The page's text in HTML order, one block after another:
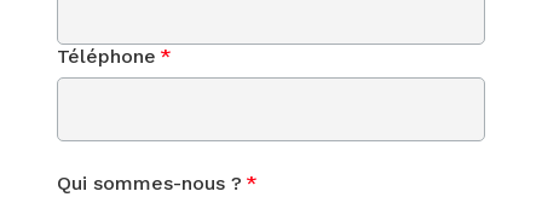
Téléphone *
Qui sommes-nous ? *